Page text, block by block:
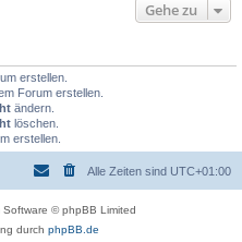
Gehe zu
erstellen.
Forum erstellen.
ändern.
löschen.
erstellen.
Alle Zeiten sind UTC+01:00
Software © phpBB Limited
durch phpBB.de